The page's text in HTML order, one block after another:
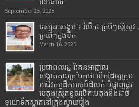
យោធាថៃ
September 25, 2025
ទស្សនៈសង្គម ៖ រំលឹក! ក្របីៗស៊ីស្រូវ ,
ក្រពើៗក្នុងទឹក
March 16, 2025
ប្រជាពលរដ្ឋ រិះគន់អាជ្ញាធរ
សង្កាត់គយត្របែកថា បើកដៃឲ្យក្រុម
អាជីវកម្មដឹកអាចម៍ដីលក់ បំផ្លាញផ្លូវ
បេតុងស្រុតខូចរបើកបេតុងនិងដាច់
ទុយោទឹកស្អាតនៅក្រុងស្វាយរៀង